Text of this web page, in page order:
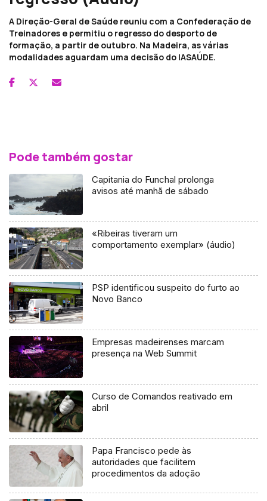
A Direção-Geral de Saúde reuniu com a Confederação de
Treinadores e permitiu o regresso do desporto de
formação, a partir de outubro. Na Madeira, as várias
modalidades aguardam uma decisão do IASAÚDE.
Pode também gostar
Capitania do Funchal prolonga
avisos até manhã de sábado
«Ribeiras tiveram um
comportamento exemplar» (áudio)
PSP identificou suspeito do furto ao
Novo Banco
Empresas madeirenses marcam
presença na Web Summit
Curso de Comandos reativado em
abril
Papa Francisco pede às
autoridades que facilitem
procedimentos da adoção